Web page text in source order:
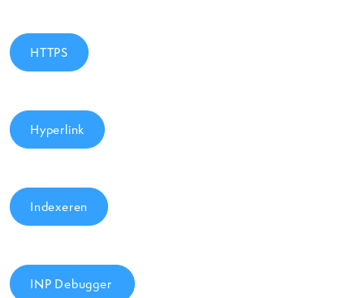
HTTPS
Hyperlink
Indexeren
INP Debugger